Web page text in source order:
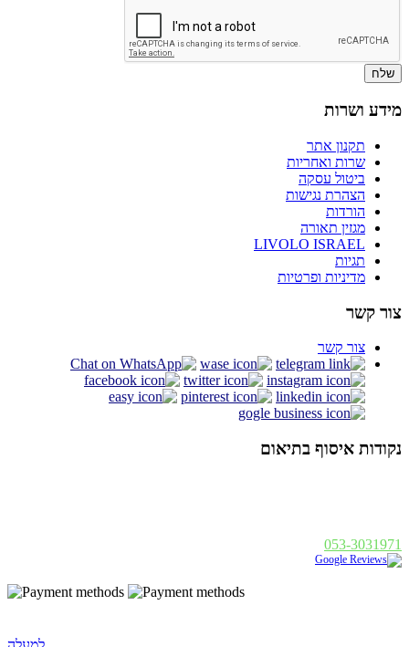
שלח
מידע ושרות
תקנון אתר
שרות ואחריות
ביטול עסקה
הצהרת נגישות
הורדות
מגזין תאורה
LIVOLO ISRAEL
תגיות
מדיניות ופרטיות
צור קשר
צור קשר
נקודות איסוף בתיאום
053-3031971